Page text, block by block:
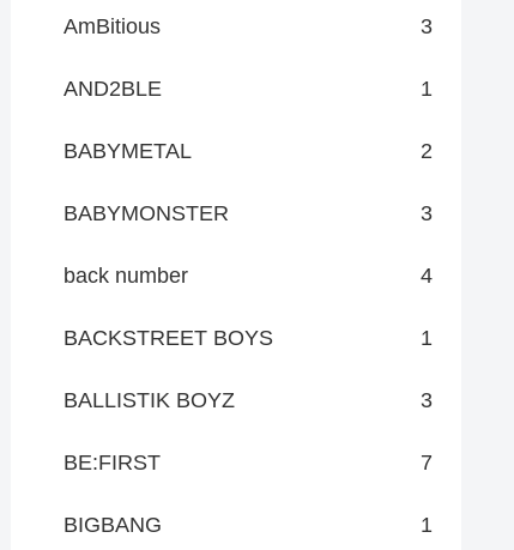
AmBitious 3
AND2BLE 1
BABYMETAL 2
BABYMONSTER 3
back number 4
BACKSTREET BOYS 1
BALLISTIK BOYZ 3
BE:FIRST 7
BIGBANG 1